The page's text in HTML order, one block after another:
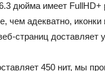
дюйма имеет
чем адекватно, иконки
страниц доставляет
450 нит, мы